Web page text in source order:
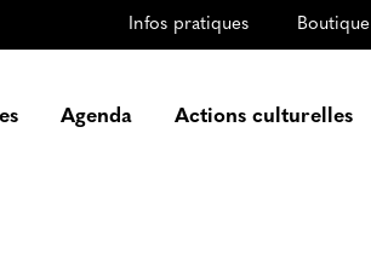
Infos pratiques Boutique
Agenda Actions culturelles